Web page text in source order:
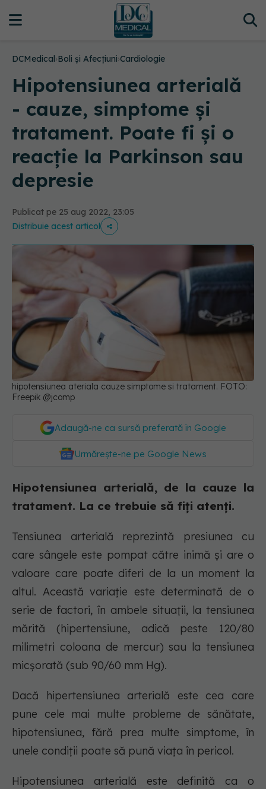
DCMedical›Boli și Afecțiuni›Cardiologie
Hipotensiunea arterială
- cauze, simptome și
tratament. Poate fi și o
reacție la Parkinson sau
depresie
Publicat pe 25 aug 2022, 23:05
Distribuie acest articol
hipotensiunea ateriala cauze simptome si tratament. FOTO:
Freepik @jcomp
Adaugă-ne ca sursă preferată în Google
Urmărește-ne pe Google News
Hipotensiunea arterială, de la cauze la
tratament. La ce trebuie să fiți atenți.
Tensiunea arterială reprezintă presiunea cu
care sângele este pompat către inimă și are o
valoare care poate diferi de la un moment la
altul. Această variație este determinată de o
serie de factori, în ambele situații, la tensiunea
mărită (hipertensiune, adică peste 120/80
milimetri coloana de mercur) sau la tensiunea
micșorată (sub 90/60 mm Hg).
Dacă hipertensiunea arterială este cea care
pune cele mai multe probleme de sănătate,
hipotensiunea, fără prea multe simptome, în
unele condiții poate să pună viața în pericol.
Hipotensiunea arterială este definită ca o